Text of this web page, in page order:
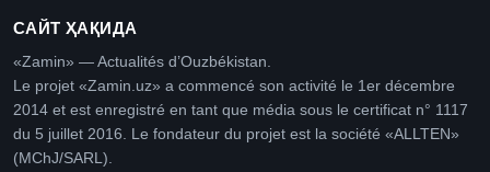
САЙТ ҲАҚИДА
«Zamin» — Actualités d’Ouzbékistan.
Le projet «Zamin.uz» a commencé son activité le 1er décembre
2014 et est enregistré en tant que média sous le certificat n° 1117
du 5 juillet 2016. Le fondateur du projet est la société «ALLTEN»
(MChJ/SARL).